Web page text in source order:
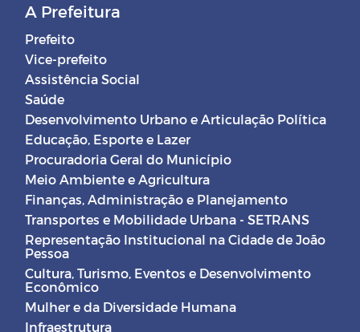
A Prefeitura
Prefeito
Vice-prefeito
Assistência Social
Saúde
Desenvolvimento Urbano e Articulação Política
Educação, Esporte e Lazer
Procuradoria Geral do Município
Meio Ambiente e Agricultura
Finanças, Administração e Planejamento
Transportes e Mobilidade Urbana - SETRANS
Representação Institucional na Cidade de João
Pessoa
Cultura, Turismo, Eventos e Desenvolvimento
Econômico
Mulher e da Diversidade Humana
Infraestrutura